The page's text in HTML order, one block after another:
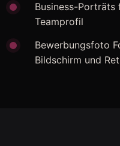
Business-Porträts
Teamprofil
Bewerbungsfoto
Bildschirm und